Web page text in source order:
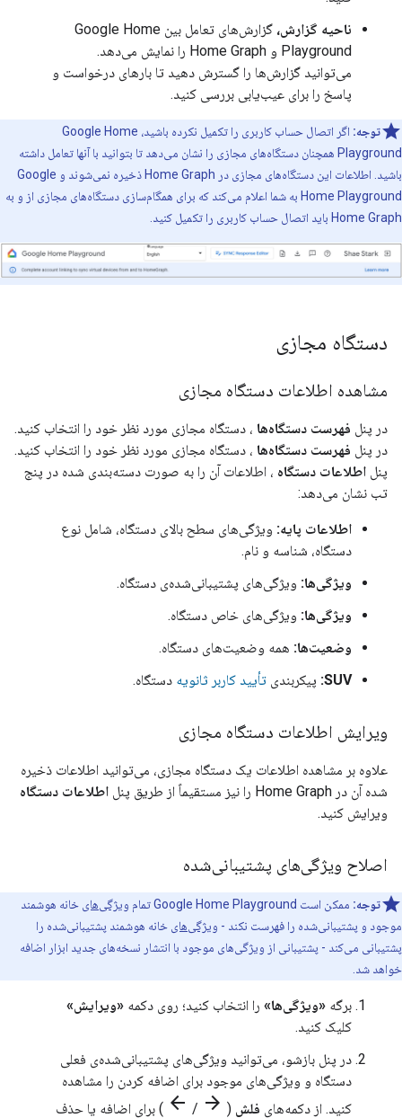
ناحیه گزارش، گزارش‌های تعامل بین Google Home
Playground و Home Graph را نمایش می‌دهد.
می‌توانید گزارش‌ها را گسترش دهید تا بارهای درخواست و
پاسخ را برای عیب‌یابی بررسی کنید.
توجه: اگر اتصال حساب کاربری را تکمیل نکرده باشید، Google Home
Playground همچنان دستگاه‌های مجازی را نشان می‌دهد تا بتوانید با آنها تعامل داشته
باشید. اطلاعات این دستگاه‌های مجازی در Home Graph ذخیره نمی‌شوند و Google
Home Playground به شما اعلام می‌کند که برای همگام‌سازی دستگاه‌های مجازی از و به
Home Graph باید اتصال حساب کاربری را تکمیل کنید.
دستگاه مجازی
مشاهده اطلاعات دستگاه مجازی
در پنل فهرست دستگاه‌ها ، دستگاه مجازی مورد نظر خود را انتخاب کنید.
در پنل فهرست دستگاه‌ها ، دستگاه مجازی مورد نظر خود را انتخاب کنید.
پنل اطلاعات دستگاه ، اطلاعات آن را به صورت دسته‌بندی شده در پنج
تب نشان می‌دهد:
اطلاعات پایه: ویژگی‌های سطح بالای دستگاه، شامل نوع
دستگاه، شناسه و نام.
ویژگی‌ها: ویژگی‌های پشتیبانی‌شده‌ی دستگاه.
ویژگی‌ها: ویژگی‌های خاص دستگاه.
وضعیت‌ها: همه وضعیت‌های دستگاه.
SUV: پیکربندی تأیید کاربر ثانویه دستگاه.
ویرایش اطلاعات دستگاه مجازی
علاوه بر مشاهده اطلاعات یک دستگاه مجازی، می‌توانید اطلاعات ذخیره
شده آن در Home Graph را نیز مستقیماً از طریق پنل اطلاعات دستگاه
ویرایش کنید.
اصلاح ویژگی‌های پشتیبانی‌شده
توجه: ممکن است Google Home Playgroundتمام ویژگی‌های خانه هوشمند
موجود و پشتیبانی‌شده را فهرست نکند - ویژگی‌های خانه هوشمند پشتیبانی‌شده را
پشتیبانی می‌کند - پشتیبانی از ویژگی‌های موجود با انتشار نسخه‌های جدید ابزار اضافه
خواهد شد.
برگه «ویژگی‌ها» را انتخاب کنید؛ روی دکمه «ویرایش»
کلیک کنید.
در پنل بازشو، می‌توانید ویژگی‌های پشتیبانی‌شده‌ی فعلی
دستگاه و ویژگی‌های موجود برای اضافه کردن را مشاهده
کنید. از دکمه‌های فلش (
arrow_forward
/
arrow_back ) برای اضافه یا حذف